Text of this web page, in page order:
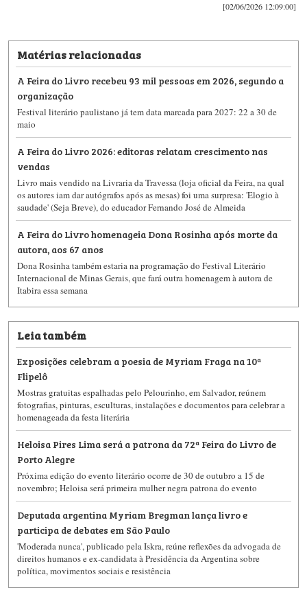
[02/06/2026 12:09:00]
Matérias relacionadas
A Feira do Livro recebeu 93 mil pessoas em 2026, segundo a
organização
Festival literário paulistano já tem data marcada para 2027: 22 a 30 de
maio
A Feira do Livro 2026: editoras relatam crescimento nas
vendas
Livro mais vendido na Livraria da Travessa (loja oficial da Feira, na qual
os autores iam dar autógrafos após as mesas) foi uma surpresa: 'Elogio à
saudade' (Seja Breve), do educador Fernando José de Almeida
A Feira do Livro homenageia Dona Rosinha após morte da
autora, aos 67 anos
Dona Rosinha também estaria na programação do Festival Literário
Internacional de Minas Gerais, que fará outra homenagem à autora de
Itabira essa semana
Leia também
Exposições celebram a poesia de Myriam Fraga na 10ª
Flipelô
Mostras gratuitas espalhadas pelo Pelourinho, em Salvador, reúnem
fotografias, pinturas, esculturas, instalações e documentos para celebrar a
homenageada da festa literária
Heloisa Pires Lima será a patrona da 72ª Feira do Livro de
Porto Alegre
Próxima edição do evento literário ocorre de 30 de outubro a 15 de
novembro; Heloisa será primeira mulher negra patrona do evento
Deputada argentina Myriam Bregman lança livro e
participa de debates em São Paulo
'Moderada nunca', publicado pela Iskra, reúne reflexões da advogada de
direitos humanos e ex-candidata à Presidência da Argentina sobre
política, movimentos sociais e resistência